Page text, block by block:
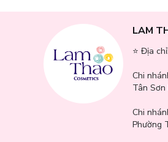
Công nghệ Max Intensifier từ
Công nghệ Microbiome:Cân
Mặt nạ 100% Tencel thiên
LAM
⭐️ Địa chỉ:
Chi
Tân Sơn
Chi
Phường